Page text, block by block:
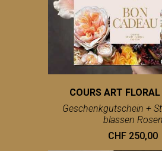
COURS ART FLORAL
Geschenkgutschein +
blassen Rosen
CHF 250,00